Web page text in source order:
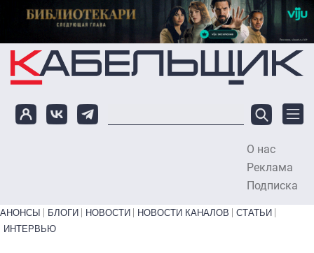
Перейти к основному содержанию
О нас
Реклама
Подписка
Primary links bottom
АНОНСЫ БЛОГИ НОВОСТИ НОВОСТИ КАНАЛОВ
СТАТЬИ
ИНТЕРВЬЮ